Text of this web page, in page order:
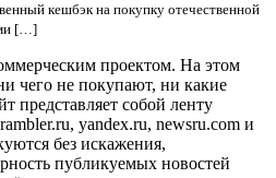
кешбэк на покупку отечественной
[…]
проектом. На этом
чего не покупают, ни какие
представляет собой ленту
yandex.ru, newsru.com и
без искажения,
публикуемых новостей